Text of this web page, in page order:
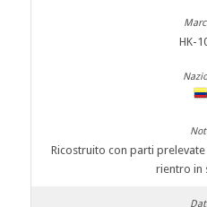
HK-
Ricostruito con parti
rientro in